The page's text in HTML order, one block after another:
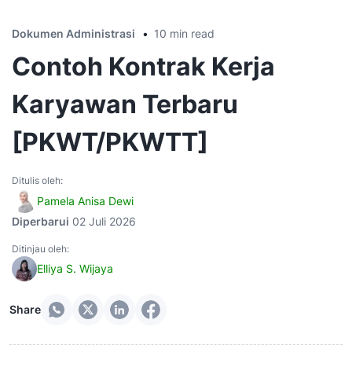
Dokumen Administrasi 10 min read
Contoh Kontrak Kerja
Karyawan Terbaru
[PKWT/PKWTT]
Ditulis oleh:
Pamela Anisa Dewi
Diperbarui 02 Juli 2026
Ditinjau oleh:
Elliya S. Wijaya
Share